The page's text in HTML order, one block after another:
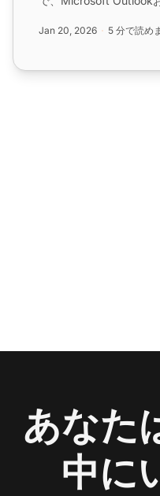
LiveAgentとの簡単な統
Jan 20, 2026 5 分で読め
あなた
中に